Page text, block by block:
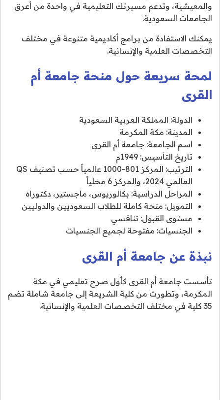
والمعيشية، وتدعم مسيرتك التعليمية في واحدة من أعرق
الجامعات السعودية.
يمكنك الاستفادة من برامج أكاديمية متنوعة في مختلف
التخصصات العلمية والإنسانية.
لمحة سريعة حول منحة جامعة أم
القرى
الدولة: المملكة العربية السعودية
المدينة: مكة المكرمة
اسم الجامعة: جامعة أم القرى
تاريخ التأسيس: 1949م
الترتيب: المركز 801-1000 عالمياً حسب تصنيف QS
العالمي 2024، والمركز 6 محلياً
المراحل الدراسية: بكالوريوس، ماجستير، دكتوراه
التمويل: منحة كاملة للطلاب السعوديين والدوليين
مستوى القبول: تنافسي
الجنسيات: مفتوحة لجميع الجنسيات
نبذة عن جامعة أم القرى
تأسست جامعة أم القرى كأول صرح تعليمي في مكة
المكرمة، وتطورت من كلية الشريعة إلى جامعة شاملة تضم
35 كلية في مختلف التخصصات العلمية والإنسانية.